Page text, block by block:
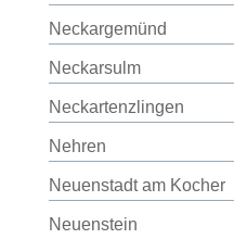
Neckargemünd
Neckarsulm
Neckartenzlingen
Nehren
Neuenstadt am Kocher
Neuenstein